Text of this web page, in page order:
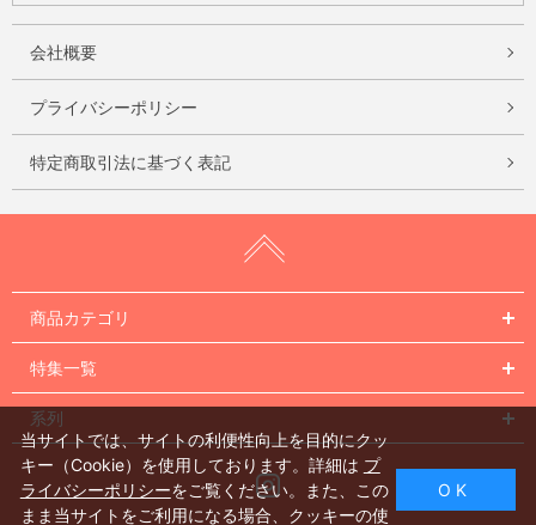
会社概要
プライバシーポリシー
特定商取引法に基づく表記
商品カテゴリ
特集一覧
系列
Instagram
当サイトでは、サイトの利便性向上を目的にクッ
キー（Cookie）を使用しております。詳細は プ
ライバシーポリシーをご覧ください。また、この
まま当サイトをご利用になる場合、クッキーの使
O K